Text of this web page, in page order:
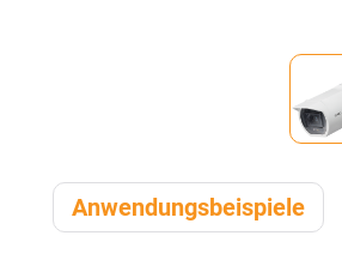
Anwendungsbeispiele